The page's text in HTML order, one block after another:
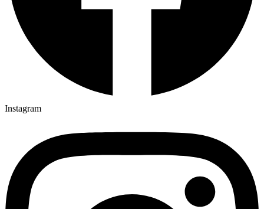
Instagram